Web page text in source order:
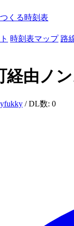
くる時刻表
時刻表マップ 路
経由ノ
/ DL数: 0